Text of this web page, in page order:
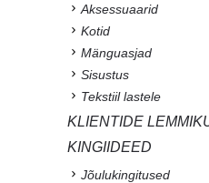
Aksessuaarid
Kotid
Mänguasjad
Sisustus
Tekstiil lastele
KLIENTIDE
KINGIIDEED
Jõulukingitused